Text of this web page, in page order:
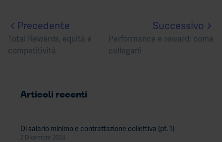
Precedente
Total Rewards, equità e
competitività
Successivo
Performance e reward: come
collegarli
Articoli recenti
Di salario minimo e contrattazione collettiva (pt. 1)
2 Dicembre 2024